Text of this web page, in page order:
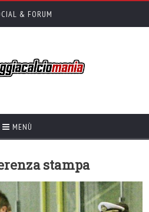
& FORUM
MENÙ
stampa